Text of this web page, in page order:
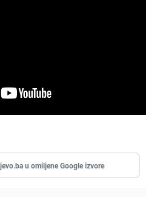
u omiljene Google izvore